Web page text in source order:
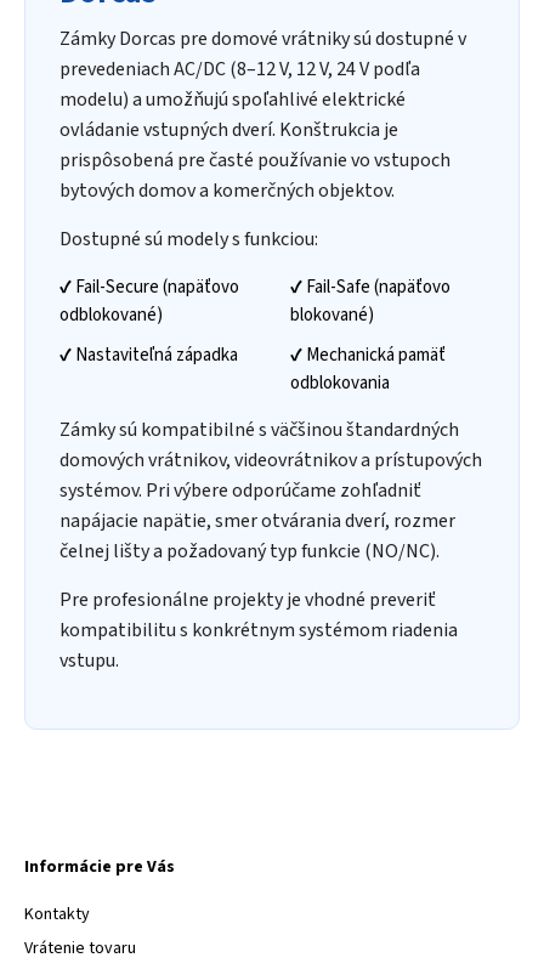
Zámky Dorcas pre domové vrátniky sú dostupné v
prevedeniach AC/DC (8–12 V, 12 V, 24 V podľa
modelu) a umožňujú spoľahlivé elektrické
ovládanie vstupných dverí. Konštrukcia je
prispôsobená pre časté používanie vo vstupoch
bytových domov a komerčných objektov.
Dostupné sú modely s funkciou:
✔ Fail-Secure (napäťovo
odblokované)
✔ Fail-Safe (napäťovo
blokované)
✔ Nastaviteľná západka
✔ Mechanická pamäť
odblokovania
Zámky sú kompatibilné s väčšinou štandardných
domových vrátnikov, videovrátnikov a prístupových
systémov. Pri výbere odporúčame zohľadniť
napájacie napätie, smer otvárania dverí, rozmer
čelnej lišty a požadovaný typ funkcie (NO/NC).
Pre profesionálne projekty je vhodné preveriť
kompatibilitu s konkrétnym systémom riadenia
vstupu.
Informácie pre Vás
Kontakty
Vrátenie tovaru